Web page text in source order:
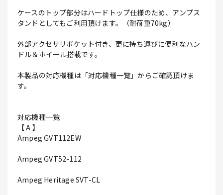
ケースのトップ部分はハードトップ仕様のため、アンプス
タンドとしてもご利用頂けます。（耐荷重70kg）
外部アクセサリポケット付き、更に持ち運びに便利なハン
ドル＆ホイール搭載です。
本製品の対応機種は「対応機種一覧」からご確認頂けま
す。
対応機種一覧
【 A 】
Ampeg GVT112EW
Ampeg GVT52-112
Ampeg Heritage SVT-CL